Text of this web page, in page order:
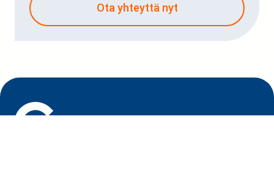
Ota yhteyttä nyt